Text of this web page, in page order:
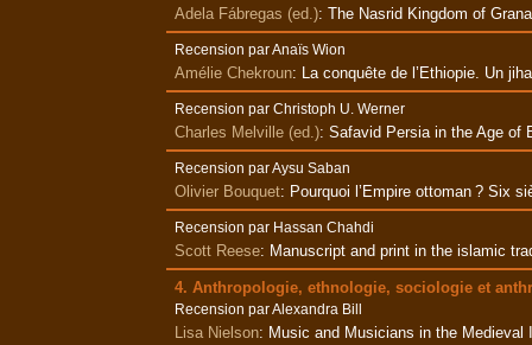
Adela Fábregas (ed.): The Nasrid Kingdom of
Recension par Anaïs Wion
Amélie Chekroun: La conquête de l’Ethiopie. Un
Recension par Christoph U. Werner
Charles Melville (ed.): Safavid Persia in the Age of
Recension par Aysu Saban
Olivier Bouquet: Pourquoi l’Empire ottoman ? Six
Recension par Hassan Chahdi
Scott Reese: Manuscript and print in the islamic
4. Anthropologie, ethnologie, sociologie et
Recension par Alexandra Bill
Lisa Nielson: Music and Musicians in the